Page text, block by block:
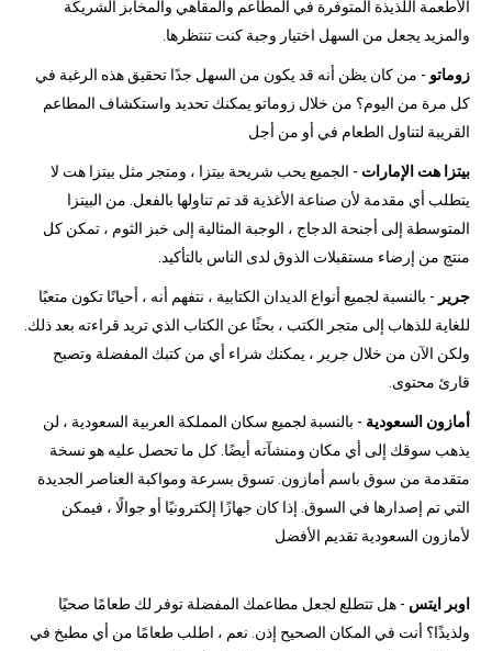
الأطعمة اللذيذة المتوفرة في المطاعم والمقاهي والمخابز الشريكة
والمزيد يجعل من السهل اختيار وجبة كنت تنتظرها.
زوماتو - من كان يظن أنه قد يكون من السهل جدًا تحقيق هذه الرغبة في
كل مرة من اليوم؟ من خلال زوماتو يمكنك تحديد واستكشاف المطاعم
القريبة لتناول الطعام في أو من أجل
بيتزا هت الإمارات - الجميع يحب شريحة بيتزا ، ومتجر مثل بيتزا هت لا
يتطلب أي مقدمة لأن صناعة الأغذية قد تم تناولها بالفعل. من البيتزا
المتوسطة إلى أجنحة الدجاج ، الوجبة المثالية إلى خبز الثوم ، تمكن كل
منتج من إرضاء مستقبلات الذوق لدى الناس بالتأكيد.
جرير - بالنسبة لجميع أنواع الديدان الكتابية ، نتفهم أنه ، أحيانًا تكون متعبًا
للغاية للذهاب إلى متجر الكتب ، بحثًا عن الكتاب الذي تريد قراءته بعد ذلك.
ولكن الآن من خلال جرير ، يمكنك شراء أي من كتبك المفضلة وتصبح
قارئ محتوى.
أمازون السعودية - بالنسبة لجميع سكان المملكة العربية السعودية ، لن
يذهب سوقك إلى أي مكان ومنشآته أيضًا. كل ما تحصل عليه هو نسخة
متقدمة من سوق باسم أمازون. تسوق بسرعة ومواكبة العناصر الجديدة
التي تم إصدارها في السوق. إذا كان جهازًا إلكترونيًا أو جوالًا ، فيمكن
لأمازون السعودية تقديم الأفضل
اوبر ايتس - هل تتطلع لجعل مطاعمك المفضلة توفر لك طعامًا صحيًا
ولذيذًا؟ أنت في المكان الصحيح إذن. نعم ، اطلب طعامًا من أي مطبخ في